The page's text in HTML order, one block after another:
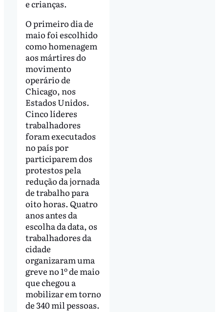
e crianças.
O primeiro dia de
maio foi escolhido
como homenagem
aos mártires do
movimento
operário de
Chicago, nos
Estados Unidos.
Cinco líderes
trabalhadores
foram executados
no país por
participarem dos
protestos pela
redução da jornada
de trabalho para
oito horas. Quatro
anos antes da
escolha da data, os
trabalhadores da
cidade
organizaram uma
greve no 1º de maio
que chegou a
mobilizar em torno
de 340 mil pessoas.